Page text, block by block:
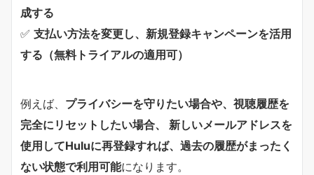
成する
✅ 支払い方法を変更し、新規登録キャンペーンを活用
する（無料トライアルの適用可）
例えば、 プライバシーを守りたい場合や、視聴履歴を
完全にリセットしたい場合、 新しいメールアドレスを
使用してHuluに再登録すれば、過去の履歴がまったく
ない状態で利用可能になります。